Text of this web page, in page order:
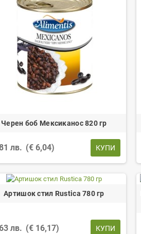
Черен боб Мексиканос 820 гр
лв. (€ 6,04) КУПИ
Артишок стил Rustica 780 гр
лв. (€ 16,17) КУПИ